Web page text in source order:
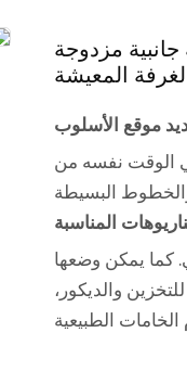
مزدوجة
لغرفة المعيشة
موقع الأسلوب
الوقت نفسه من
المناسبة
كما يمكن وضعها
والديكور،